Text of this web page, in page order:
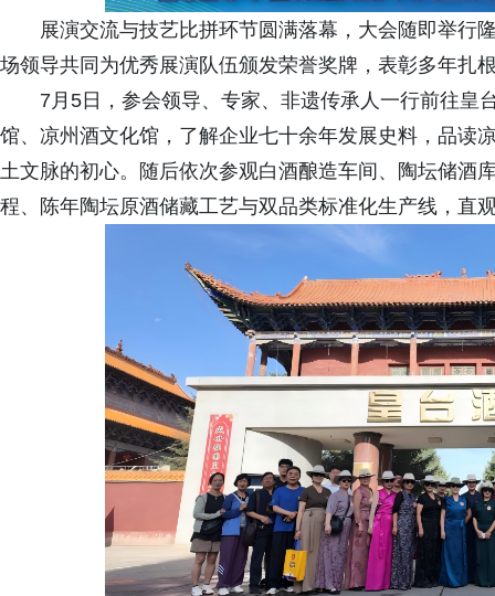
展演交流与技艺比拼环节圆满落幕，大会随即举行
场领导共同为优秀展演队伍颁发荣誉奖牌，表彰多年扎
7月5日，参会领导、专家、非遗传承人一行前往皇
馆、凉州酒文化馆，了解企业七十余年发展史料，品读
土文脉的初心。随后依次参观白酒酿造车间、陶坛储酒
程、陈年陶坛原酒储藏工艺与双品类标准化生产线，直